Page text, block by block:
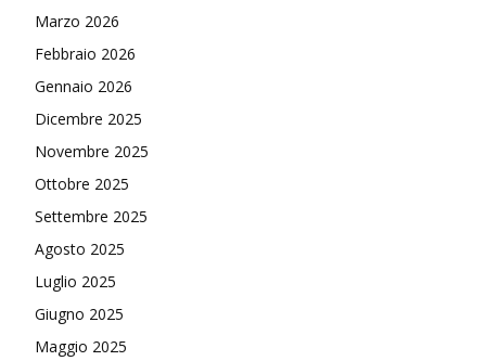
Marzo 2026
Febbraio 2026
Gennaio 2026
Dicembre 2025
Novembre 2025
Ottobre 2025
Settembre 2025
Agosto 2025
Luglio 2025
Giugno 2025
Maggio 2025